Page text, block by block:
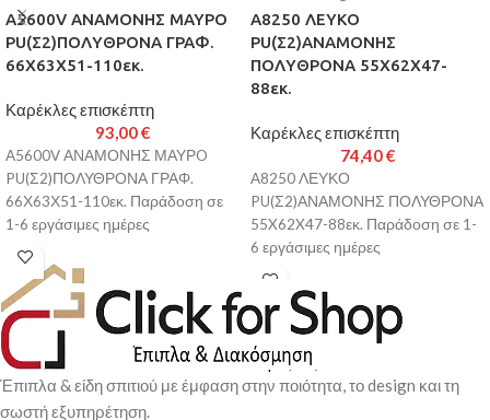
A5600V ΑΝΑΜΟΝΗΣ ΜΑΥΡO
PU(Σ2)ΠΟΛΥΘΡΟΝΑ ΓΡΑΦ.
66Χ63Χ51-110εκ.
Καρέκλες επισκέπτη
93,00€
A5600V ΑΝΑΜΟΝΗΣ ΜΑΥΡO
PU(Σ2)ΠΟΛΥΘΡΟΝΑ ΓΡΑΦ.
66Χ63Χ51-110εκ. Παράδοση σε
1-6 εργάσιμες ημέρες
A8250 ΛΕΥΚΟ
PU(Σ2)ΑΝΑΜΟΝΗΣ
ΠΟΛΥΘΡΟΝΑ 55X62X47-
88εκ.
Καρέκλες επισκέπτη
74,40€
A8250 ΛΕΥΚΟ
PU(Σ2)ΑΝΑΜΟΝΗΣ ΠΟΛΥΘΡΟΝΑ
55X62X47-88εκ. Παράδοση σε 1-
6 εργάσιμες ημέρες
Έπιπλα & είδη σπιτιού με έμφαση στην ποιότητα, το design και τη
σωστή εξυπηρέτηση.